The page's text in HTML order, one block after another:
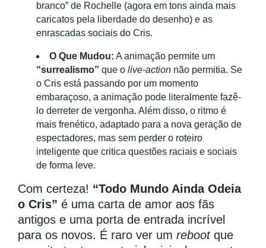
branco” de Rochelle (agora em tons ainda mais
caricatos pela liberdade do desenho) e as
enrascadas sociais do Cris.
O Que Mudou: A animação permite um
“surrealismo” que o live-action não permitia. Se
o Cris está passando por um momento
embaraçoso, a animação pode literalmente fazê-
lo derreter de vergonha. Além disso, o ritmo é
mais frenético, adaptado para a nova geração de
espectadores, mas sem perder o roteiro
inteligente que critica questões raciais e sociais
de forma leve.
Com certeza! “Todo Mundo Ainda Odeia
o Cris” é uma carta de amor aos fãs
antigos e uma porta de entrada incrível
para os novos. É raro ver um rebootque